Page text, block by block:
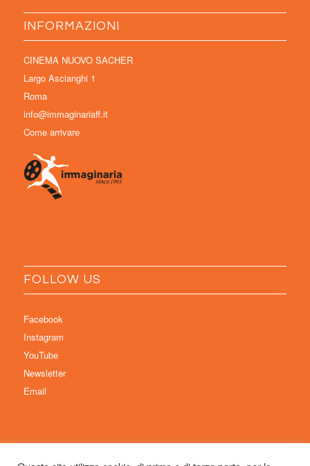
INFORMAZIONI
CINEMA NUOVO SACHER
Largo Ascianghi 1
Roma
info@immaginariaff.it
Come arrivare
FOLLOW US
Facebook
Instagram
YouTube
Newsletter
Email